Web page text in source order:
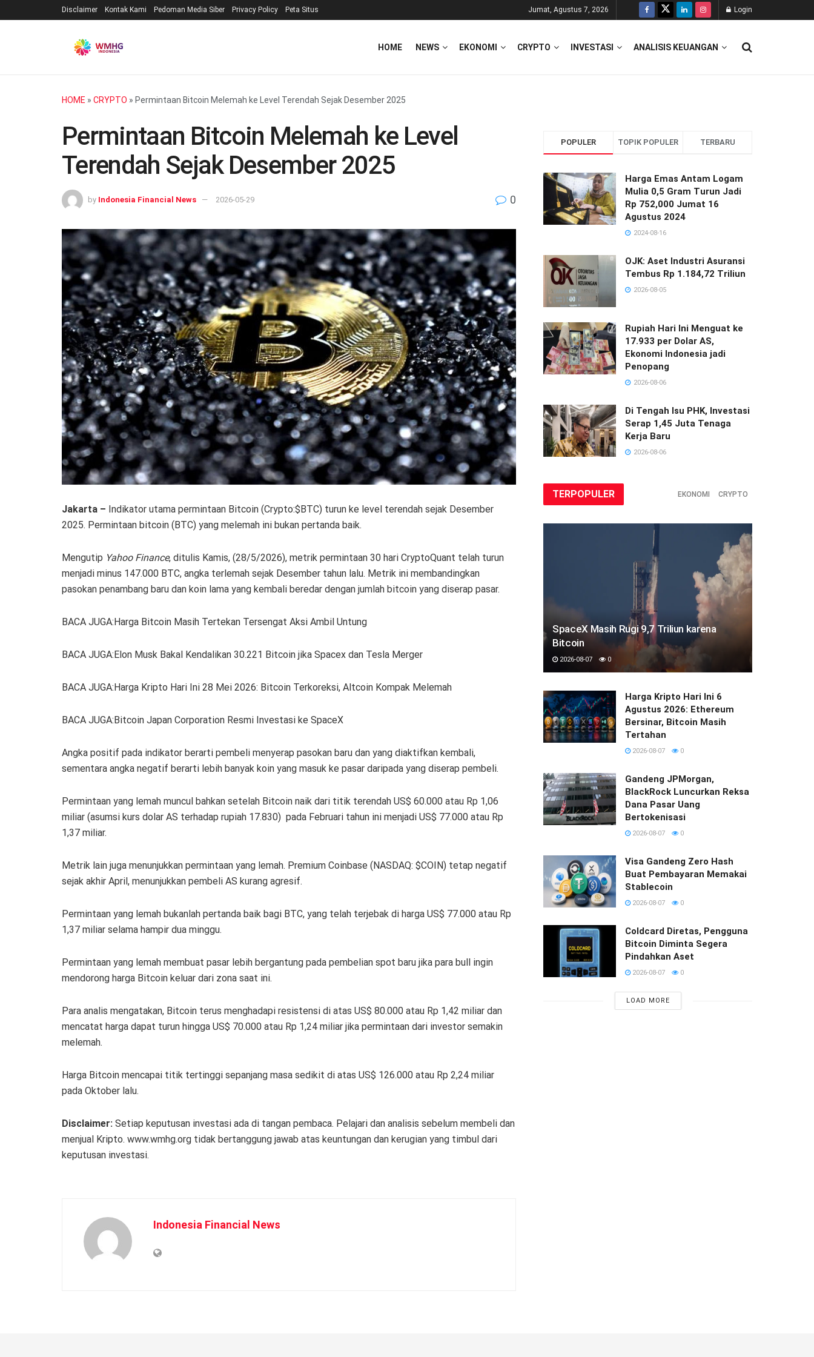
Disclaimer Kontak Kami Pedoman Media Siber Privacy Policy Peta Situs Jumat, Agustus 7, 2026 Login
HOME NEWS EKONOMI CRYPTO INVESTASI ANALISIS KEUANGAN
HOME » CRYPTO » Permintaan Bitcoin Melemah ke Level Terendah Sejak Desember 2025
Permintaan Bitcoin Melemah ke Level
Terendah Sejak Desember 2025
by Indonesia Financial News 2026-05-29 0
Jakarta – Indikator utama permintaan Bitcoin (Crypto:$BTC) turun ke level terendah sejak Desember
2025. Permintaan bitcoin (BTC) yang melemah ini bukan pertanda baik.
Mengutip Yahoo Finance, ditulis Kamis, (28/5/2026), metrik permintaan 30 hari CryptoQuant telah turun
menjadi minus 147.000 BTC, angka terlemah sejak Desember tahun lalu. Metrik ini membandingkan
pasokan penambang baru dan koin lama yang kembali beredar dengan jumlah bitcoin yang diserap pasar.
BACA JUGA:Harga Bitcoin Masih Tertekan Tersengat Aksi Ambil Untung
BACA JUGA:Elon Musk Bakal Kendalikan 30.221 Bitcoin jika Spacex dan Tesla Merger
BACA JUGA:Harga Kripto Hari Ini 28 Mei 2026: Bitcoin Terkoreksi, Altcoin Kompak Melemah
BACA JUGA:Bitcoin Japan Corporation Resmi Investasi ke SpaceX
Angka positif pada indikator berarti pembeli menyerap pasokan baru dan yang diaktifkan kembali,
sementara angka negatif berarti lebih banyak koin yang masuk ke pasar daripada yang diserap pembeli.
Permintaan yang lemah muncul bahkan setelah Bitcoin naik dari titik terendah US$ 60.000 atau Rp 1,06
miliar (asumsi kurs dolar AS terhadap rupiah 17.830) pada Februari tahun ini menjadi US$ 77.000 atau Rp
1,37 miliar.
Metrik lain juga menunjukkan permintaan yang lemah. Premium Coinbase (NASDAQ: $COIN) tetap negatif
sejak akhir April, menunjukkan pembeli AS kurang agresif.
Permintaan yang lemah bukanlah pertanda baik bagi BTC, yang telah terjebak di harga US$ 77.000 atau Rp
1,37 miliar selama hampir dua minggu.
Permintaan yang lemah membuat pasar lebih bergantung pada pembelian spot baru jika para bull ingin
mendorong harga Bitcoin keluar dari zona saat ini.
Para analis mengatakan, Bitcoin terus menghadapi resistensi di atas US$ 80.000 atau Rp 1,42 miliar dan
mencatat harga dapat turun hingga US$ 70.000 atau Rp 1,24 miliar jika permintaan dari investor semakin
melemah.
Harga Bitcoin mencapai titik tertinggi sepanjang masa sedikit di atas US$ 126.000 atau Rp 2,24 miliar
pada Oktober lalu.
Disclaimer: Setiap keputusan investasi ada di tangan pembaca. Pelajari dan analisis sebelum membeli dan
menjual Kripto. www.wmhg.org tidak bertanggung jawab atas keuntungan dan kerugian yang timbul dari
keputusan investasi.
Indonesia Financial News
POPULER TOPIK POPULER TERBARU
Harga Emas Antam Logam
Mulia 0,5 Gram Turun Jadi
Rp 752,000 Jumat 16
Agustus 2024
2024-08-16
OJK: Aset Industri Asuransi
Tembus Rp 1.184,72 Triliun
2026-08-05
Rupiah Hari Ini Menguat ke
17.933 per Dolar AS,
Ekonomi Indonesia jadi
Penopang
2026-08-06
Di Tengah Isu PHK, Investasi
Serap 1,45 Juta Tenaga
Kerja Baru
2026-08-06
TERPOPULER EKONOMI CRYPTO
SpaceX Masih Rugi 9,7 Triliun karena
Bitcoin
2026-08-07 0
Harga Kripto Hari Ini 6
Agustus 2026: Ethereum
Bersinar, Bitcoin Masih
Tertahan
2026-08-07 0
Gandeng JPMorgan,
BlackRock Luncurkan Reksa
Dana Pasar Uang
Bertokenisasi
2026-08-07 0
Visa Gandeng Zero Hash
Buat Pembayaran Memakai
Stablecoin
2026-08-07 0
Coldcard Diretas, Pengguna
Bitcoin Diminta Segera
Pindahkan Aset
2026-08-07 0
LOAD MORE